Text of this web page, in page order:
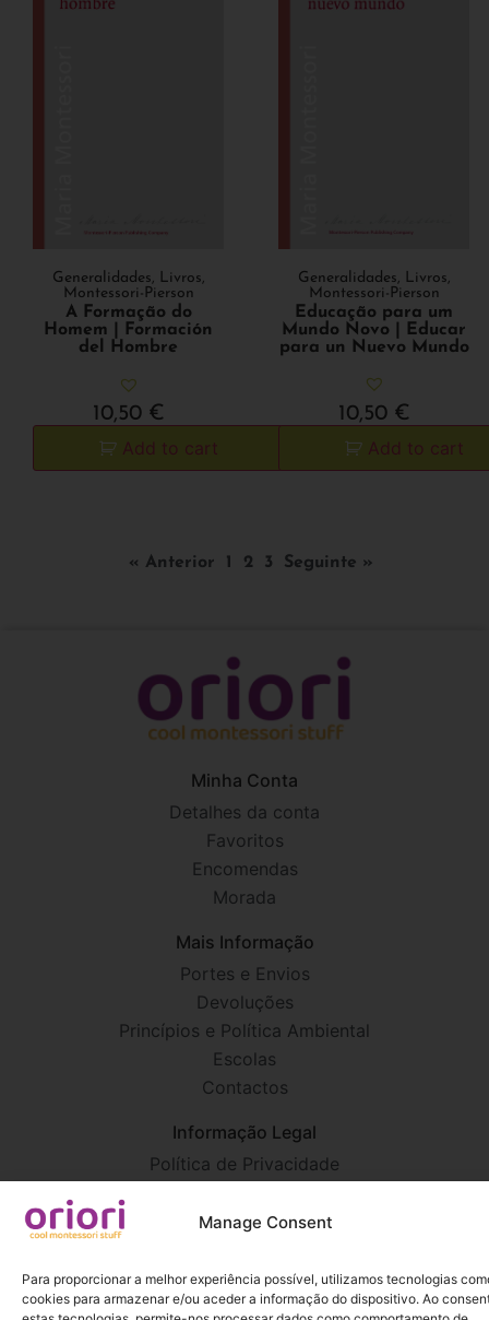
Manage Consent
Para proporcionar a melhor experiência possível, utilizamos tecnologias
cookies para armazenar e/ou aceder a informação do dispositivo. Ao
Generalidades, Livros,
Montessori-Pierson
A Formação do
Homem | Formación
del Hombre
10,50 €
Add to cart
Generalidades, Livros,
Montessori-Pierson
Educação para um
Mundo Novo | Educar
para un Nuevo Mundo
10,50 €
Add to cart
« Anterior 1 2 3 Seguinte »
Minha Conta
Detalhes da conta
Favoritos
Encomendas
Morada
Mais Informação
Portes e Envios
Devoluções
Princípios e Política Ambiental
Escolas
Contactos
Informação Legal
Política de Privacidade